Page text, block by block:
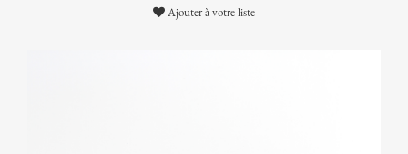
Ajouter à votre liste